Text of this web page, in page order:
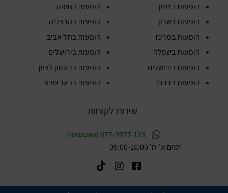
הופעות בצפון
הופעות בשרון
הופעות במרכז
הופעות בשפלה
הופעות בירושלים
הופעות בדרום
הופעות בחיפה
הופעות בהרצליה
הופעות בתל אביב
הופעות בירושלים
הופעות בראשון לציון
הופעות בבאר שבע
שירות לקוחות
077-9977-123 (וואטסאפ)
ימים א'-ה' 09:00-16:00